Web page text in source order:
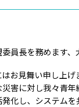
員長を務めます、
お見舞い申し上
害に対し我々青
化し、システムを